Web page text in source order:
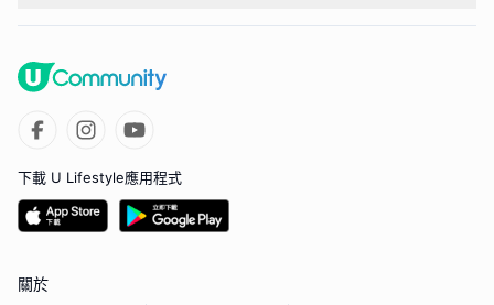
下載 U Lifestyle應用程式
關於